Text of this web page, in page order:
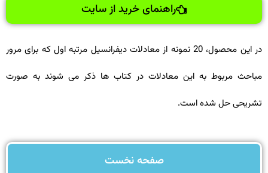
راهنمای خرید از سایت
در این محصول، 20 نمونه از معادلات دیفرانسیل مرتبه اول که برای مرور
مباحث مربوط به این معادلات در کتاب ها ذکر می شوند به صورت
تشریحی حل شده است.
صفحه نخست